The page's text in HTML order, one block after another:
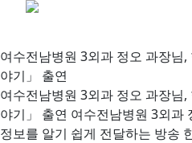
여수전남병원 3외과 정오 과장님,
야기」 출연
여수전남병원 3외과 정오 과장님,
야기」 출연 여수전남병원 3외과
정보를 알기 쉽게 전달하는 방송